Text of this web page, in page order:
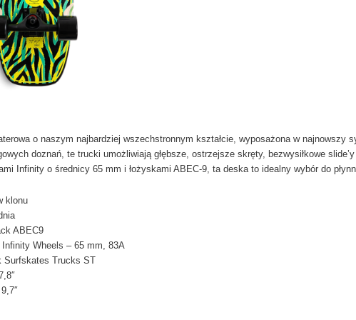
o naszym najbardziej wszechstronnym kształcie, wyposażona w najnowszy
doznań, te trucki umożliwiają głębsze, ostrzejsze skręty, bezwysiłkowe
Infinity o średnicy 65 mm i łożyskami ABEC-9, ta deska to idealny wybór do
klonu
ABEC9
Wheels – 65 mm, 83A
Surfskates Trucks ST